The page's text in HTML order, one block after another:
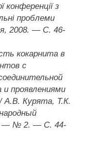
конференції з
проблеми
2008. — С. 46-
кокарнита в
с
проявлениями
А.В. Курята, Т.К.
— № 2. — С. 44-